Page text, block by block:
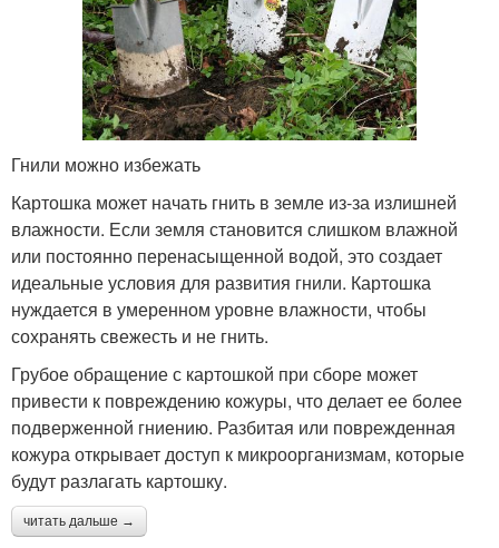
Гнили можно избежать
Картошка может начать гнить в земле из-за излишней
влажности. Если земля становится слишком влажной
или постоянно перенасыщенной водой, это создает
идеальные условия для развития гнили. Картошка
нуждается в умеренном уровне влажности, чтобы
сохранять свежесть и не гнить.
Грубое обращение с картошкой при сборе может
привести к повреждению кожуры, что делает ее более
подверженной гниению. Разбитая или поврежденная
кожура открывает доступ к микроорганизмам, которые
будут разлагать картошку.
читать дальше →